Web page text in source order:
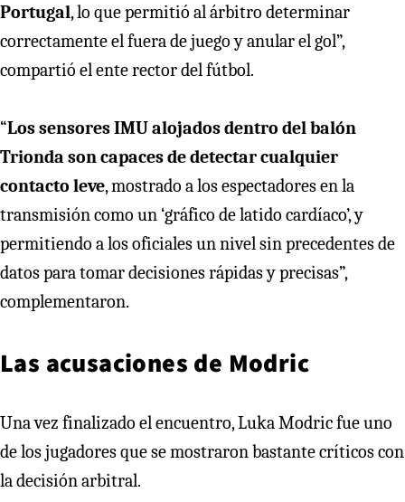
Portugal, lo que permitió al árbitro determinar
correctamente el fuera de juego y anular el gol”,
compartió el ente rector del fútbol.
“Los sensores IMU alojados dentro del balón
Trionda son capaces de detectar cualquier
contacto leve, mostrado a los espectadores en la
transmisión como un ‘gráfico de latido cardíaco’, y
permitiendo a los oficiales un nivel sin precedentes de
datos para tomar decisiones rápidas y precisas”,
complementaron.
Las acusaciones de Modric
Una vez finalizado el encuentro, Luka Modric fue uno
de los jugadores que se mostraron bastante críticos con
la decisión arbitral.